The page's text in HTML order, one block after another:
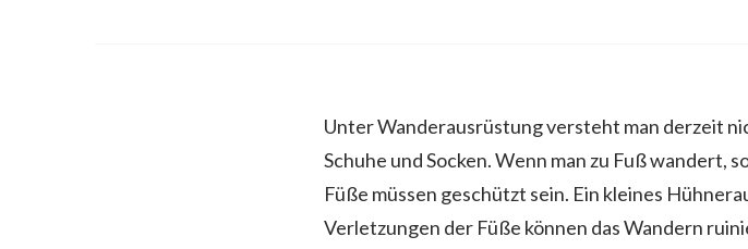
Unter Wanderausrüstung versteht man derzeit
Schuhe und Socken. Wenn man zu Fuß wandert,
Füße müssen geschützt sein. Ein kleines
Verletzungen der Füße können das Wandern